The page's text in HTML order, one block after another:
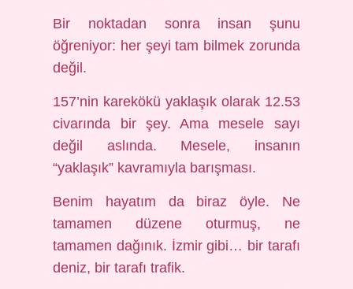
Bir noktadan sonra insan şunu
öğreniyor: her şeyi tam bilmek zorunda
değil.
157’nin karekökü yaklaşık olarak 12.53
civarında bir şey. Ama mesele sayı
değil aslında. Mesele, insanın
“yaklaşık” kavramıyla barışması.
Benim hayatım da biraz öyle. Ne
tamamen düzene oturmuş, ne
tamamen dağınık. İzmir gibi… bir tarafı
deniz, bir tarafı trafik.